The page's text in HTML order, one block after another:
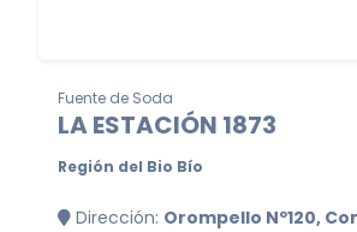
Fuente de Soda
LA ESTACIÓN 1873
Región del Bio Bío
Dirección: Orompello Nº120,